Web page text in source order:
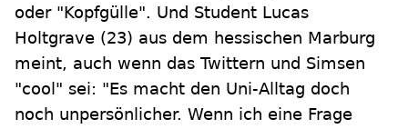
oder "Kopfgülle". Und Student Lucas
Holtgrave (23) aus dem hessischen Marburg
meint, auch wenn das Twittern und Simsen
"cool" sei: "Es macht den Uni-Alltag doch
noch unpersönlicher. Wenn ich eine Frage